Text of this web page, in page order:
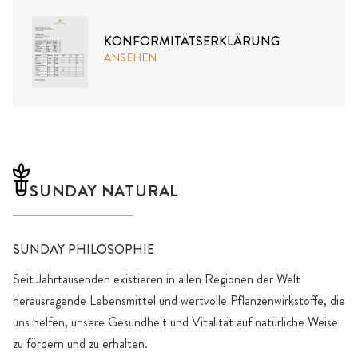
KONFORMITÄTSERKLÄRUNG
ANSEHEN
SUNDAY NATURAL
SUNDAY PHILOSOPHIE
Seit Jahrtausenden existieren in allen Regionen der Welt
herausragende Lebensmittel und wertvolle Pflanzenwirkstoffe, die
uns helfen, unsere Gesundheit und Vitalität auf natürliche Weise
zu fördern und zu erhalten.